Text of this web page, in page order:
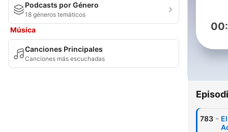
Podcasts por Género
18 géneros temáticos
Música
Canciones Principales
Canciones más escuchadas
783 -